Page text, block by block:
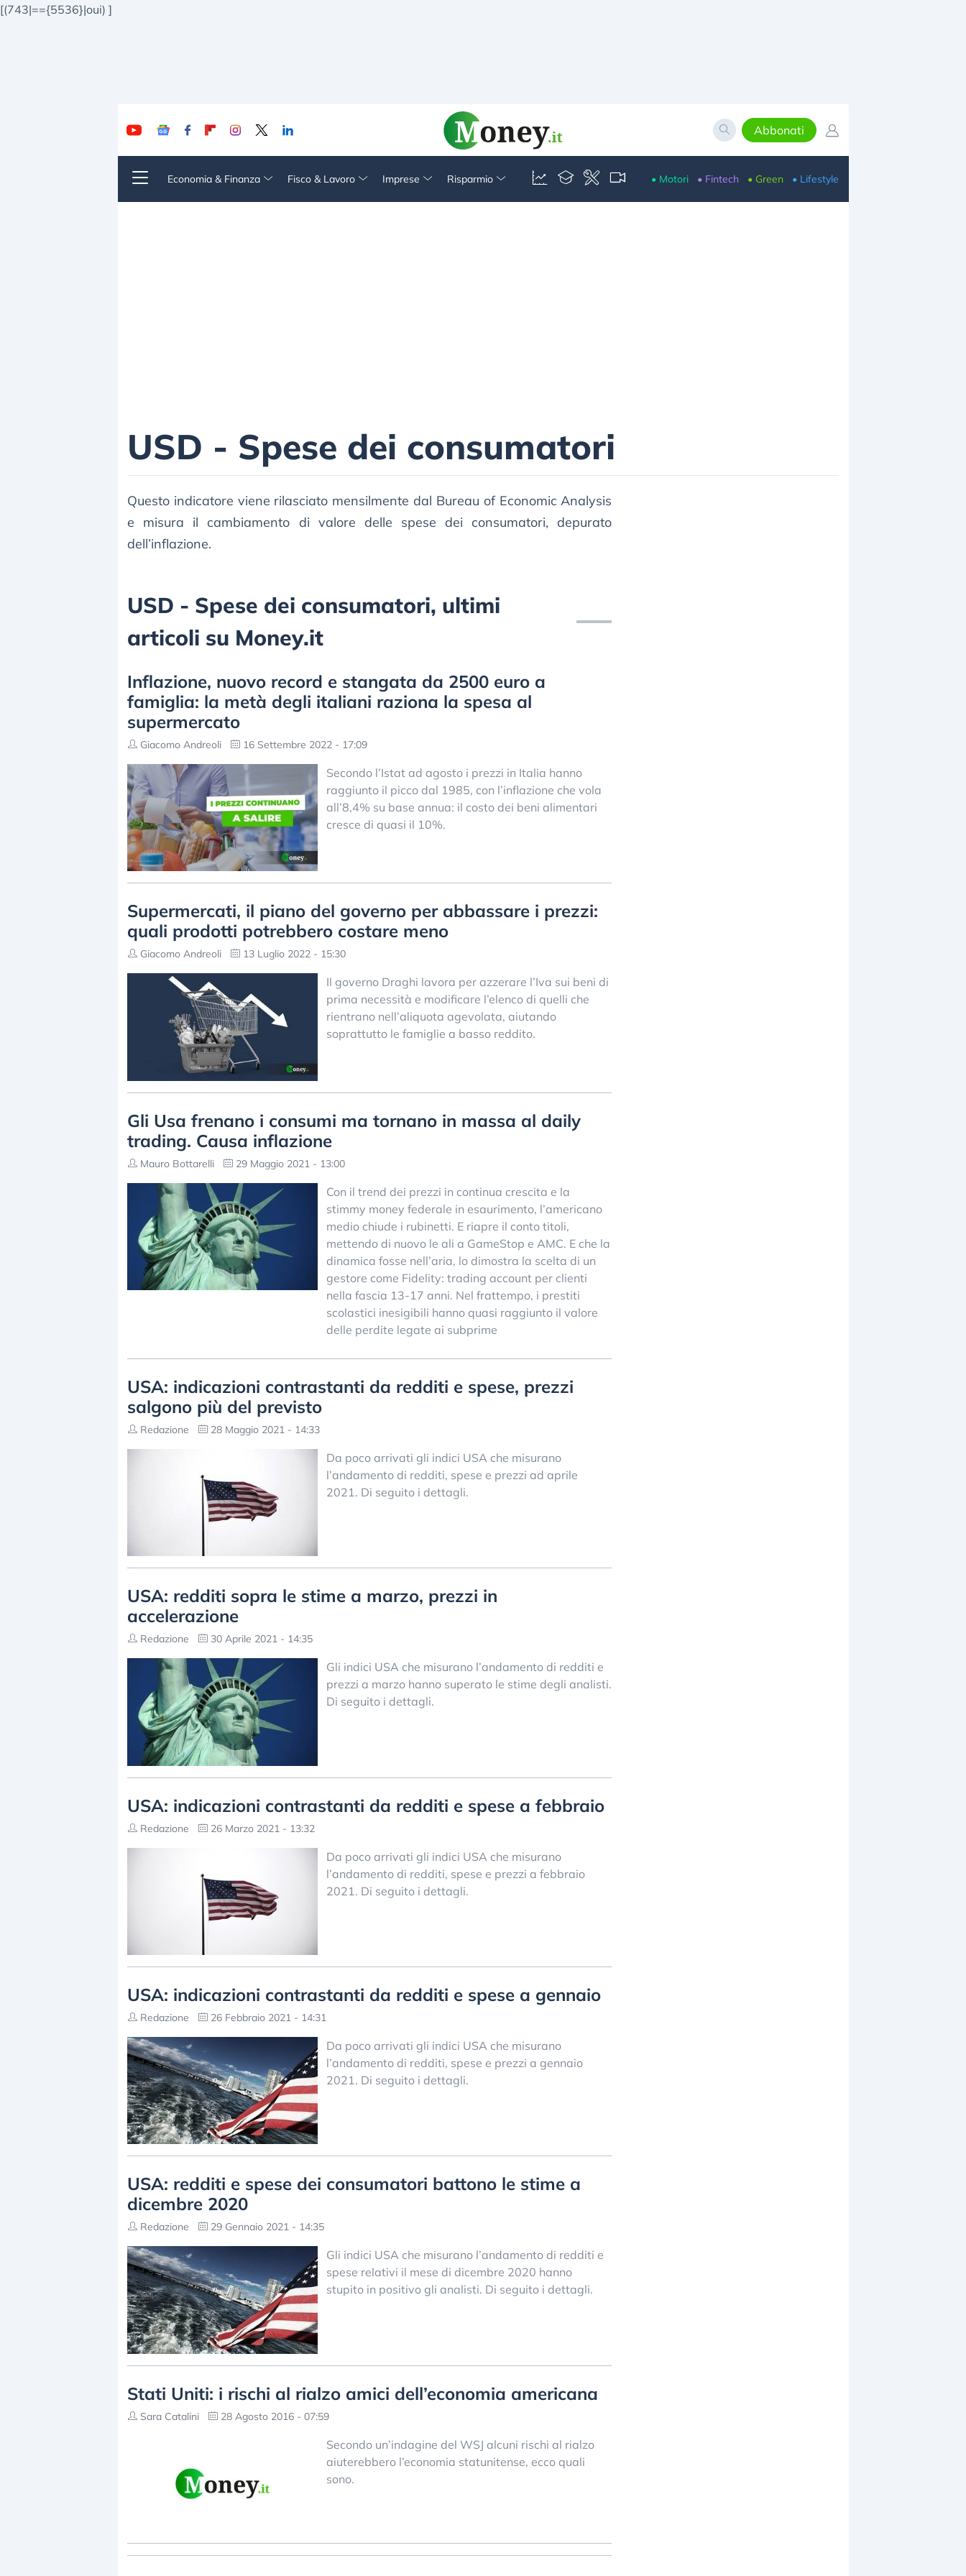
[(743|=={5536}|oui) ]
Abbonati
Economia & Finanza Fisco & Lavoro Imprese Risparmio • Motori • Fintech • Green • Lifestyle
USD - Spese dei consumatori
Questo indicatore viene rilasciato mensilmente dal Bureau of Economic Analysis
e misura il cambiamento di valore delle spese dei consumatori, depurato
dell’inflazione.
USD - Spese dei consumatori, ultimi
articoli su Money.it
Inflazione, nuovo record e stangata da 2500 euro a
famiglia: la metà degli italiani raziona la spesa al
supermercato
Giacomo Andreoli 16 Settembre 2022 - 17:09
Secondo l’Istat ad agosto i prezzi in Italia hanno
raggiunto il picco dal 1985, con l’inflazione che vola
all’8,4% su base annua: il costo dei beni alimentari
cresce di quasi il 10%.
Supermercati, il piano del governo per abbassare i prezzi:
quali prodotti potrebbero costare meno
Giacomo Andreoli 13 Luglio 2022 - 15:30
Il governo Draghi lavora per azzerare l’Iva sui beni di
prima necessità e modificare l’elenco di quelli che
rientrano nell’aliquota agevolata, aiutando
soprattutto le famiglie a basso reddito.
Gli Usa frenano i consumi ma tornano in massa al daily
trading. Causa inflazione
Mauro Bottarelli 29 Maggio 2021 - 13:00
Con il trend dei prezzi in continua crescita e la
stimmy money federale in esaurimento, l’americano
medio chiude i rubinetti. E riapre il conto titoli,
mettendo di nuovo le ali a GameStop e AMC. E che la
dinamica fosse nell’aria, lo dimostra la scelta di un
gestore come Fidelity: trading account per clienti
nella fascia 13-17 anni. Nel frattempo, i prestiti
scolastici inesigibili hanno quasi raggiunto il valore
delle perdite legate ai subprime
USA: indicazioni contrastanti da redditi e spese, prezzi
salgono più del previsto
Redazione 28 Maggio 2021 - 14:33
Da poco arrivati gli indici USA che misurano
l’andamento di redditi, spese e prezzi ad aprile
2021. Di seguito i dettagli.
USA: redditi sopra le stime a marzo, prezzi in
accelerazione
Redazione 30 Aprile 2021 - 14:35
Gli indici USA che misurano l’andamento di redditi e
prezzi a marzo hanno superato le stime degli analisti.
Di seguito i dettagli.
USA: indicazioni contrastanti da redditi e spese a febbraio
Redazione 26 Marzo 2021 - 13:32
Da poco arrivati gli indici USA che misurano
l’andamento di redditi, spese e prezzi a febbraio
2021. Di seguito i dettagli.
USA: indicazioni contrastanti da redditi e spese a gennaio
Redazione 26 Febbraio 2021 - 14:31
Da poco arrivati gli indici USA che misurano
l’andamento di redditi, spese e prezzi a gennaio
2021. Di seguito i dettagli.
USA: redditi e spese dei consumatori battono le stime a
dicembre 2020
Redazione 29 Gennaio 2021 - 14:35
Gli indici USA che misurano l’andamento di redditi e
spese relativi il mese di dicembre 2020 hanno
stupito in positivo gli analisti. Di seguito i dettagli.
Stati Uniti: i rischi al rialzo amici dell’economia americana
Sara Catalini 28 Agosto 2016 - 07:59
Secondo un’indagine del WSJ alcuni rischi al rialzo
aiuterebbero l’economia statunitense, ecco quali
sono.